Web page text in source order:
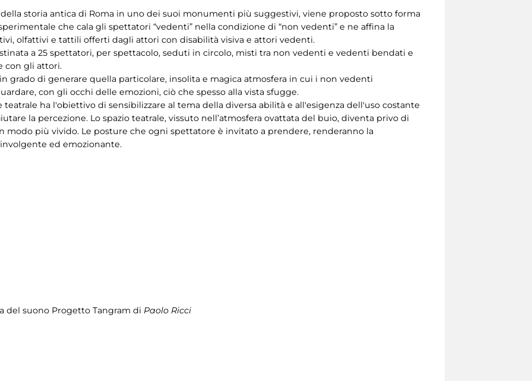
storia antica di Roma in uno dei suoi monumenti più suggestivi, viene proposto sotto forma
che cala gli spettatori “vedenti” nella condizione di “non vedenti” e ne affina la
olfattivi e tattili offerti dagli attori con disabilità visiva e attori vedenti.
a 25 spettatori, per spettacolo, seduti in circolo, misti tra non vedenti e vedenti bendati e
con gli attori.
grado di generare quella particolare, insolita e magica atmosfera in cui i non vedenti
con gli occhi delle emozioni, ciò che spesso alla vista sfugge.
ha l'obiettivo di sensibilizzare al tema della diversa abilità e all'esigenza dell'uso costante
la percezione. Lo spazio teatrale, vissuto nell’atmosfera ovattata del buio, diventa privo di
modo più vivido. Le posture che ogni spettatore è invitato a prendere, renderanno la
ed emozionante.
del suono Progetto Tangram di Paolo Ricci